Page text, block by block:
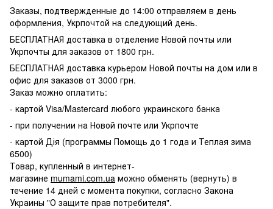
Заказы, подтвержденные до 14:00 отправляем в день
оформления, Укрпочтой на следующий день.
БЕСПЛАТНАЯ доставка в отделение Новой почты или
Укрпочты для заказов от 1800 грн.
БЕСПЛАТНАЯ доставка курьером Новой почты на дом или в
офис для заказов от 3000 грн.
Заказ можно оплатить:
- картой Visa/Mastercard любого украинского банка
- при получении на Новой почте или Укрпочте
- картой Дія (программы Помощь до 1 года и Теплая зима
6500)
Товар, купленный в интернет-
магазине mumami.com.ua можно обменять (вернуть) в
течение 14 дней с момента покупки, согласно Закона
Украины "О защите прав потребителя".